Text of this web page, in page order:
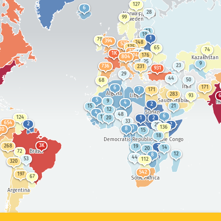
공격 통계: 디바이스
도움말
태그
Show optionsfor 모집단/GDP
데이터 세트
데이터 스케일
결과 자동으로 업데이트
Argentina
Democratic Republic of the Congo
South Africa
Kazakhstan
Brazil
Norway
Sweden
Finland
Libya
Sudan
Iran
Saudi Arabia
Algeria
19
197
731
23
12
25
72
3K
112
1
15
1
3
10
320
33
654
175
525
6 171
736
6
28
1K
8
20
4
231
2
81446
79
44 50
6
804
136
74
19
13
7
68
12
9
5
2 14
44
4
48
99
93
268
171
248
53
176
283
2
127
15
2
2
29
931
18
65
25
394
67
9
124
21
542
20
8